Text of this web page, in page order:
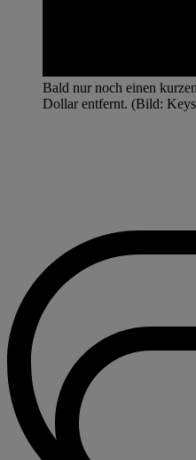
Bald nur noch einen
Dollar entfernt. (Bild: